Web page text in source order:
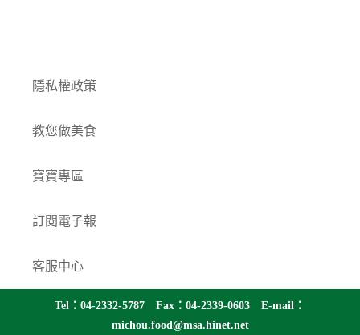
隱私權政策
教您做美食
寶寶專區
訂閱電子報
客服中心
Tel：04-2332-5787 Fax：04-2339-0603 E-mail：
michou.food@msa.hinet.net